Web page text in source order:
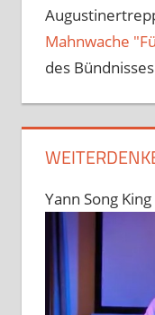
Mahnwache
des
Yann Song King